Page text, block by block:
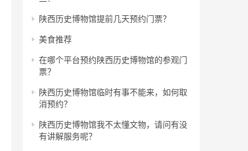
陕西历史博物馆提前几天预约门票？
美食推荐
在哪个平台预约陕西历史博物馆的参观门
票？
陕西历史博物馆临时有事不能来，如何取
消预约？
陕西历史博物馆我不太懂文物，请问有没
有讲解服务呢？